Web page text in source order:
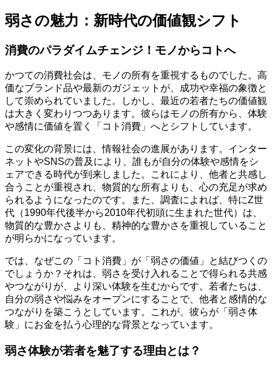
弱さの魅力：新時代の価値観シフト
消費のパラダイムチェンジ！モノからコトへ
かつての消費社会は、モノの所有を重視するものでした。高
価なブランド品や最新のガジェットが、成功や幸福の象徴と
して崇められていました。しかし、最近の若者たちの価値観
は大きく変わりつつあります。彼らはモノの所有から、体験
や感情に価値を置く「コト消費」へとシフトしています。
この変化の背景には、情報社会の進展があります。インター
ネットやSNSの普及により、誰もが自分の体験や感情をシ
ェアできる時代が到来しました。これにより、他者と共感し
合うことが重視され、物質的な所有よりも、心の充足が求め
られるようになったのです。また、調査によれば、特にZ世
代（1990年代後半から2010年代初頭に生まれた世代）は、
物質的な豊かさよりも、精神的な豊かさを重視していること
が明らかになっています。
では、なぜこの「コト消費」が「弱さの価値」と結びつくの
でしょうか？それは、弱さを受け入れることで得られる共感
やつながりが、より深い体験を生むからです。若者たちは、
自分の弱さや悩みをオープンにすることで、他者と感情的な
つながりを築こうとしています。これが、彼らが「弱さ体
験」にお金を払う心理的な背景となっています。
弱さ体験が若者を魅了する理由とは？